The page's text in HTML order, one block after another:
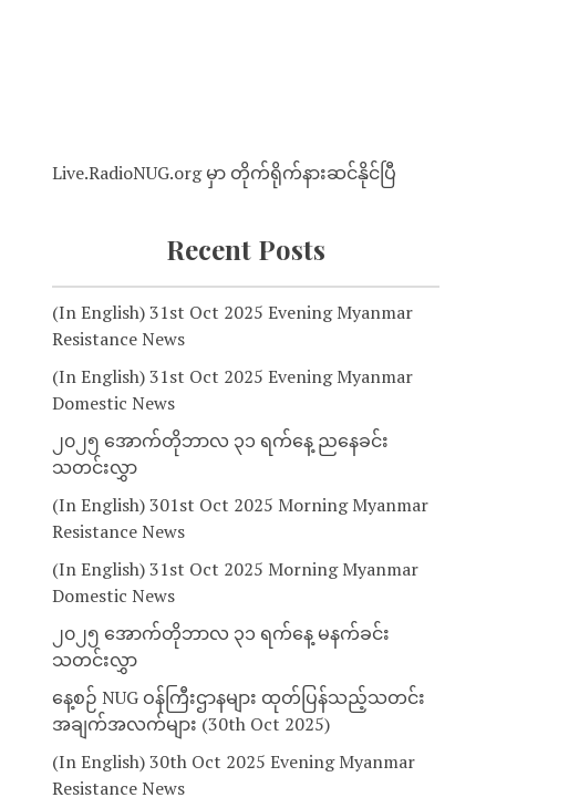
Live.RadioNUG.org မှာ တိုက်ရိုက်နားဆင်နိုင်ပြီ
Recent Posts
(In English) 31st Oct 2025 Evening Myanmar
Resistance News
(In English) 31st Oct 2025 Evening Myanmar
Domestic News
၂၀၂၅ အောက်တိုဘာလ ၃၁ ရက်နေ့ ညနေခင်း
သတင်းလွှာ
(In English) 301st Oct 2025 Morning Myanmar
Resistance News
(In English) 31st Oct 2025 Morning Myanmar
Domestic News
၂၀၂၅ အောက်တိုဘာလ ၃၁ ရက်နေ့ မနက်ခင်း
သတင်းလွှာ
နေ့စဉ် NUG ဝန်ကြီးဌာနများ ထုတ်ပြန်သည့်သတင်း
အချက်အလက်များ (30th Oct 2025)
(In English) 30th Oct 2025 Evening Myanmar
Resistance News